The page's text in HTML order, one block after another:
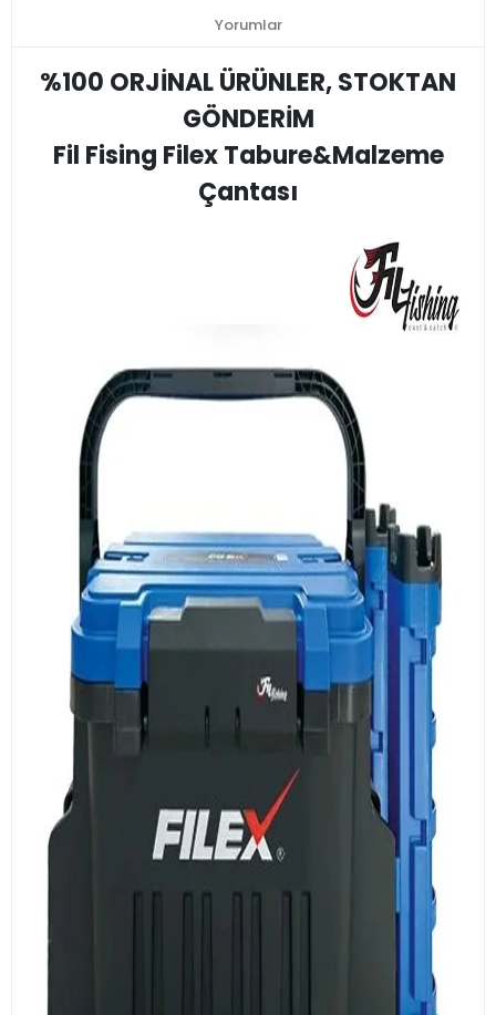
Yorumlar
%100 ORJİNAL ÜRÜNLER, STOKTAN
GÖNDERİM
Fil Fising Filex Tabure&Malzeme
Çantası